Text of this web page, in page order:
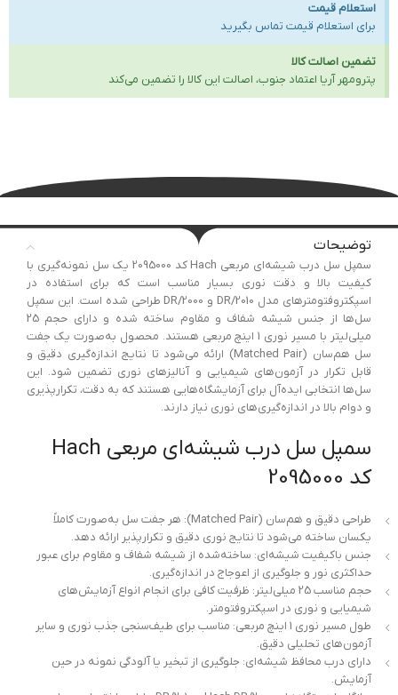
استعلام قیمت
برای استعلام قیمت تماس بگیرید
تضمین اصالت کالا
پترومهر آریا اعتماد جنوب، اصالت این کالا را تضمین می‌کند
توضیحات
سمپل سل درب شیشه‌ای مربعی Hach کد 2095000 یک سل نمونه‌گیری با
کیفیت بالا و دقت نوری بسیار مناسب است که برای استفاده در
اسپکتروفتومترهای مدل DR/2010 و DR/2000 طراحی شده است. این سمپل
سل‌ها از جنس شیشه شفاف و مقاوم ساخته شده و دارای حجم 25
میلی‌لیتر با مسیر نوری 1 اینچ مربعی هستند. محصول به‌صورت یک جفت
سل هم‌سان (Matched Pair) ارائه می‌شود تا نتایج اندازه‌گیری دقیق و
قابل تکرار در آزمون‌های شیمیایی و آنالیزهای نوری تضمین شود. این
سل‌ها انتخابی ایده‌آل برای آزمایشگاه‌هایی هستند که به دقت، تکرارپذیری
و دوام بالا در اندازه‌گیری‌های نوری نیاز دارند.
سمپل سل درب شیشه‌ای مربعی Hach
کد 2095000
طراحی دقیق و هم‌سان (Matched Pair): هر جفت سل به‌صورت کاملاً
یکسان ساخته می‌شود تا نتایج نوری دقیق و تکرارپذیر ارائه دهد.
جنس باکیفیت شیشه‌ای: ساخته‌شده از شیشه شفاف و مقاوم برای عبور
حداکثری نور و جلوگیری از اعوجاج در اندازه‌گیری.
حجم مناسب 25 میلی‌لیتر: ظرفیت کافی برای انجام انواع آزمایش‌های
شیمیایی و نوری در اسپکتروفتومتر.
طول مسیر نوری 1 اینچ مربعی: مناسب برای طیف‌سنجی جذب نوری و سایر
آزمون‌های تحلیلی دقیق.
دارای درب محافظ شیشه‌ای: جلوگیری از تبخیر یا آلودگی نمونه در حین
آزمایش.